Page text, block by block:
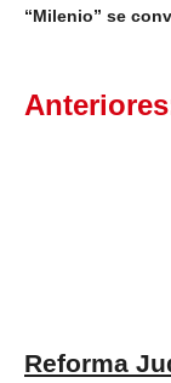
“Milenio” se
Reforma